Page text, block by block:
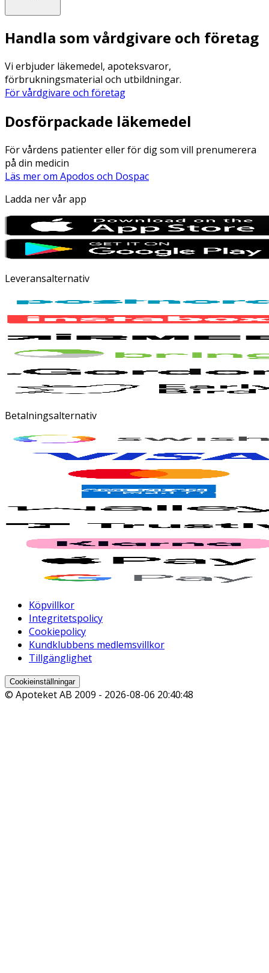
Handla som vårdgivare och företag
Vi erbjuder läkemedel, apoteksvaror,
förbrukningsmaterial och utbildningar.
För vårdgivare och företag
Dosförpackade läkemedel
För vårdens patienter eller för dig som vill prenumerera
på din medicin
Läs mer om Apodos och Dospac
Ladda ner vår app
Leveransalternativ
Betalningsalternativ
Köpvillkor
Integritetspolicy
Cookiepolicy
Kundklubbens medlemsvillkor
Tillgänglighet
Cookieinställningar
© Apoteket AB 2009 - 2026-08-06 20:40:48